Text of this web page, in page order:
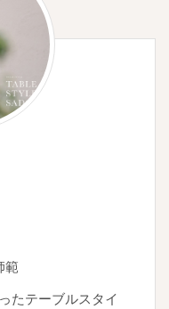
範
たテーブルスタイ